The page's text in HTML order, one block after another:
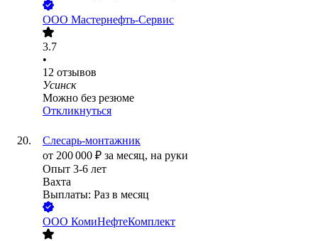
ООО Мастернефть-Сервис
3.7
•
12 отзывов
Усинск
Можно без резюме
Откликнуться
Слесарь-монтажник
от 200 000 ₽ за месяц, на руки
Опыт 3-6 лет
Вахта
Выплаты: Раз в месяц
ООО КомиНефтеКомплект